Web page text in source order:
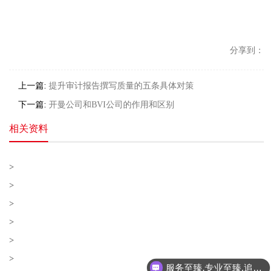
分享到：
上一篇: 提升审计报告撰写质量的五条具体对策
下一篇: 开曼公司和BVI公司的作用和区别
相关资料
>
>
>
>
>
>